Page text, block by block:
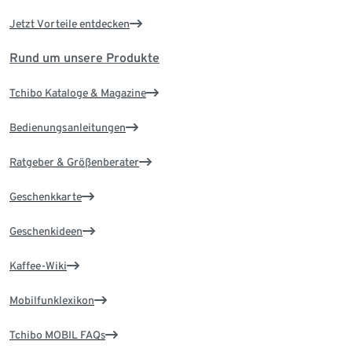
Jetzt Vorteile entdecken
Rund um unsere Produkte
Tchibo Kataloge & Magazine
Bedienungsanleitungen
Ratgeber & Größenberater
Geschenkkarte
Geschenkideen
Kaffee-Wiki
Mobilfunklexikon
Tchibo MOBIL FAQs